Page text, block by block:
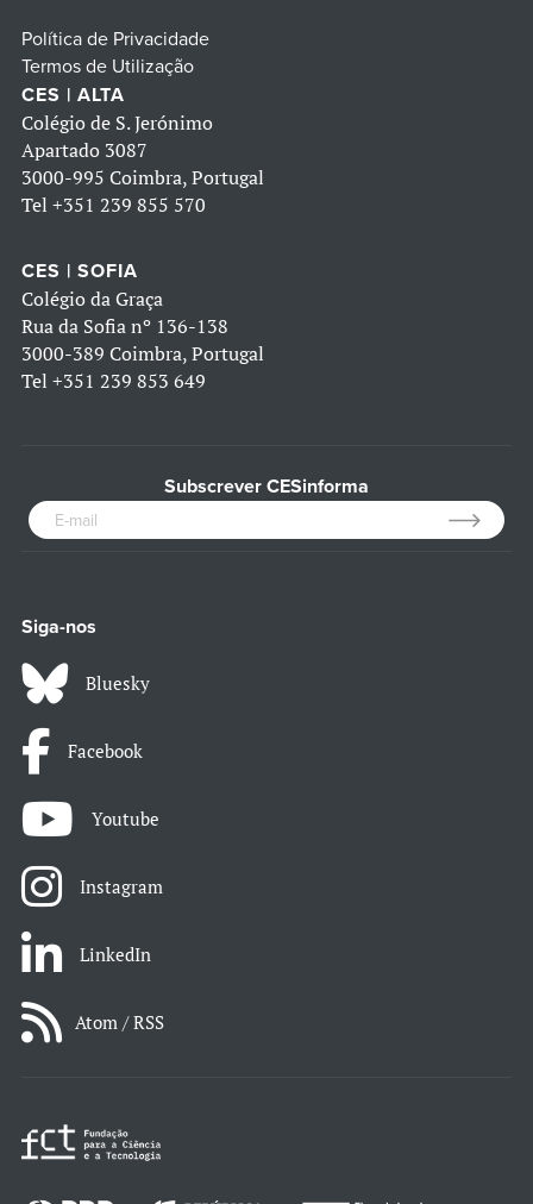
Política de Privacidade
Termos de Utilização
CES | ALTA
Colégio de S. Jerónimo
Apartado 3087
3000-995 Coimbra, Portugal
Tel +351 239 855 570
CES | SOFIA
Colégio da Graça
Rua da Sofia nº 136-138
3000-389 Coimbra, Portugal
Tel +351 239 853 649
Subscrever CESinforma
Siga-nos
Bluesky
Facebook
Youtube
Instagram
LinkedIn
Atom / RSS